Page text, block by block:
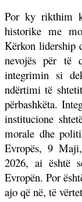
Por ky rikthim
historike me
Kërkon lidership
nevojës për të
integrimin si
ndërtimi të
përbashkëta.
institucione
morale dhe
Evropës, 9
2026, ai është
Evropën. Por
ajo që në, të